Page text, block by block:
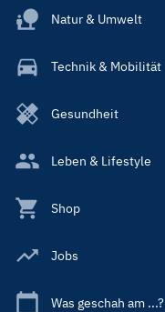
Natur & Umwelt
Technik & Mobilität
Gesundheit
Leben & Lifestyle
Shop
Jobs
Was geschah am ...?